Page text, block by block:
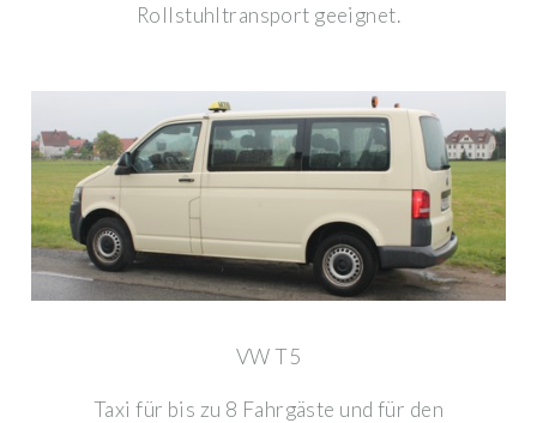
Rollstuhltransport geeignet.
VW T5
Taxi für bis zu 8 Fahrgäste und für den